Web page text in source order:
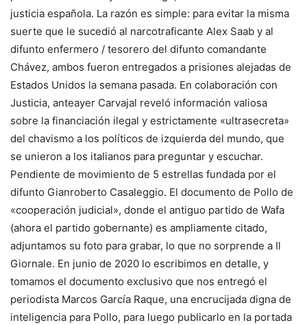
justicia española. La razón es simple: para evitar la misma
suerte que le sucedió al narcotraficante Alex Saab y al
difunto enfermero / tesorero del difunto comandante
Chávez, ambos fueron entregados a prisiones alejadas de
Estados Unidos la semana pasada. En colaboración con
Justicia, anteayer Carvajal reveló información valiosa
sobre la financiación ilegal y estrictamente «ultrasecreta»
del chavismo a los políticos de izquierda del mundo, que
se unieron a los italianos para preguntar y escuchar.
Pendiente de movimiento de 5 estrellas fundada por el
difunto Gianroberto Casaleggio. El documento de Pollo de
«cooperación judicial», donde el antiguo partido de Wafa
(ahora el partido gobernante) es ampliamente citado,
adjuntamos su foto para grabar, lo que no sorprende a Il
Giornale. En junio de 2020 lo escribimos en detalle, y
tomamos el documento exclusivo que nos entregó el
periodista Marcos García Raque, una encrucijada digna de
inteligencia para Pollo, para luego publicarlo en la portada